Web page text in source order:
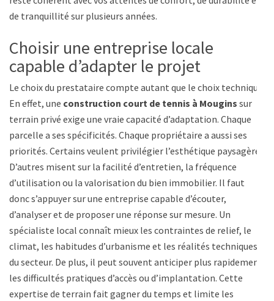
de tranquillité sur plusieurs années.
Choisir une entreprise locale
capable d’adapter le projet
Le choix du prestataire compte autant que le choix technique.
En effet, une construction court de tennis à Mougins sur
terrain privé exige une vraie capacité d’adaptation. Chaque
parcelle a ses spécificités. Chaque propriétaire a aussi ses
priorités. Certains veulent privilégier l’esthétique paysagère.
D’autres misent sur la facilité d’entretien, la fréquence
d’utilisation ou la valorisation du bien immobilier. Il faut
donc s’appuyer sur une entreprise capable d’écouter,
d’analyser et de proposer une réponse sur mesure. Un
spécialiste local connaît mieux les contraintes de relief, le
climat, les habitudes d’urbanisme et les réalités techniques
du secteur. De plus, il peut souvent anticiper plus rapidement
les difficultés pratiques d’accès ou d’implantation. Cette
expertise de terrain fait gagner du temps et limite les